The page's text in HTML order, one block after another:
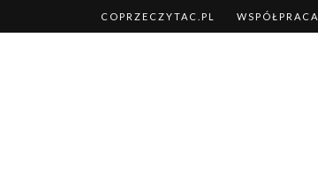
COPRZECZYTAC.PL WSPÓŁPRACA